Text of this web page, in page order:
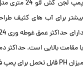
میزان PH قابل تحمل برای پمپ فاضلاب شناور لئو سری WQ نیز از 5 تا 9 می باشد.